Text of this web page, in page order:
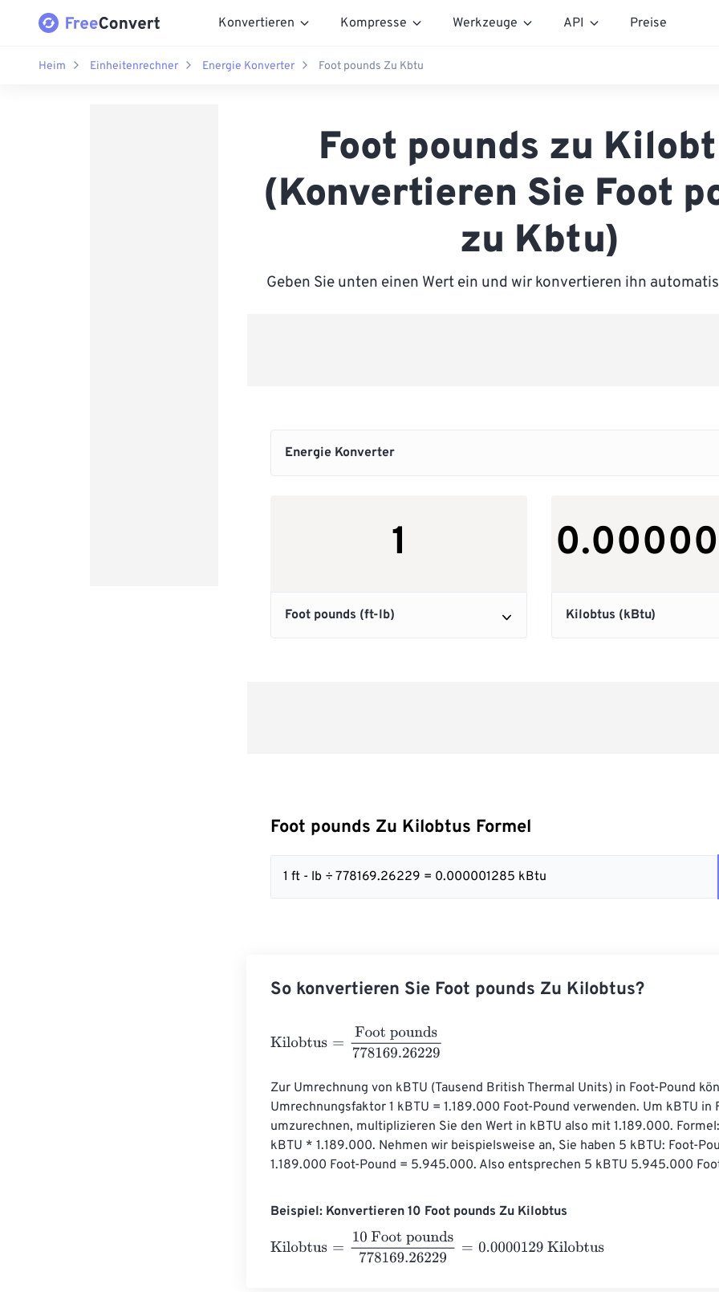
Konvertieren Kompresse Werkzeuge API Preise
Heim Einheitenrechner Energie Konverter Foot pounds Zu Kbtu
Foot pounds zu
(Konvertieren Sie Foot
zu Kbtu)
Geben Sie unten einen Wert ein und wir konvertieren ihn
Foot pounds Zu Kilobtus Formel
1 ft - lb ÷ 778169.26229 = 0.000001285 kBtu
So konvertieren Sie Foot pounds Zu Kilobtus?
Kilobtus Foot pounds778169.26229
Zur Umrechnung von kBTU (Tausend British Thermal Units) in Foot-Pound
Umrechnungsfaktor 1 kBTU = 1.189.000 Foot-Pound verwenden. Um kBTU in
umzurechnen, multiplizieren Sie den Wert in kBTU also mit 1.189.000.
kBTU * 1.189.000. Nehmen wir beispielsweise an, Sie haben 5 kBTU: Foot-
1.189.000 Foot-Pound = 5.945.000. Also entsprechen 5 kBTU 5.945.000
Beispiel: Konvertieren 10 Foot pounds Zu Kilobtus
Kilobtus
10 Foot pounds778169.26229= 0.0000129 Kilobtus